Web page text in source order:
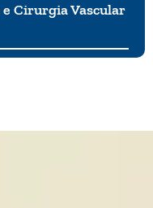
Cirurgia Vascular